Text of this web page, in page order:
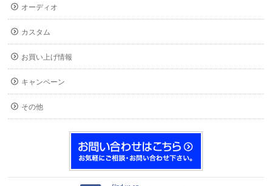
オーディオ
カスタム
お買い上げ情報
キャンペーン
その他